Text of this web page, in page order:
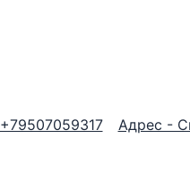
+79507059317
Адрес -